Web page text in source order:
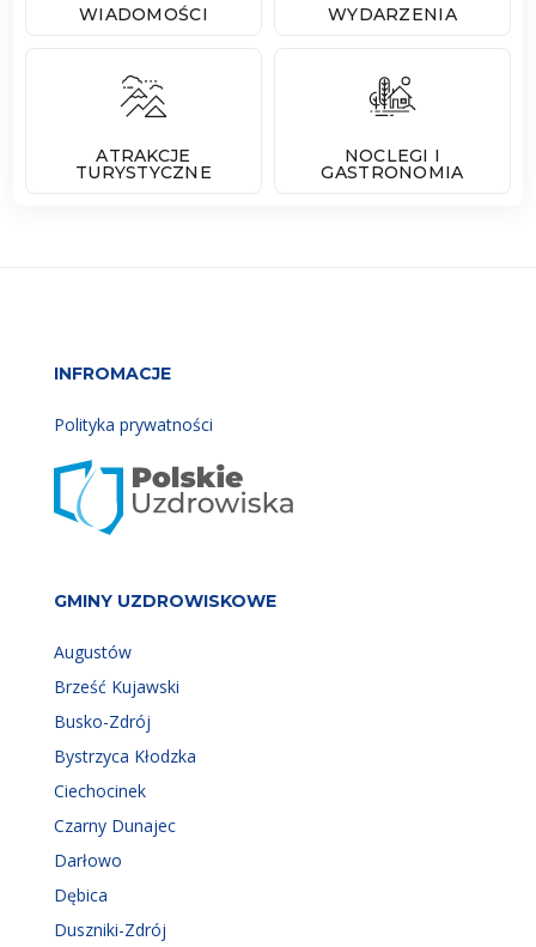
WIADOMOŚCI WYDARZENIA
ATRAKCJE
TURYSTYCZNE
NOCLEGI I
GASTRONOMIA
INFROMACJE
Polityka prywatności
GMINY UZDROWISKOWE
Augustów
Brześć Kujawski
Busko-Zdrój
Bystrzyca Kłodzka
Ciechocinek
Czarny Dunajec
Darłowo
Dębica
Duszniki-Zdrój